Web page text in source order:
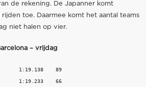
de rekening. De Japanner komt
toe. Daarmee komt het aantal teams
niet halen op vier.
– vrijdag
1:19.138    89
1:19.233    66